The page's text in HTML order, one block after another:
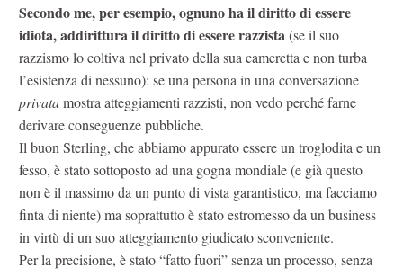
Secondo me, per esempio, ognuno ha il diritto di essere
idiota, addirittura il diritto di essere razzista(se il suo
razzismo lo coltiva nel privato della sua cameretta e non turba
l’esistenza di nessuno): se una persona in una conversazione
privatamostra atteggiamenti razzisti, non vedo perché farne
derivare conseguenze pubbliche.
Il buon Sterling, che abbiamo appurato essere un troglodita e un
fesso, è stato sottoposto ad una gogna mondiale (e già questo
non è il massimo da un punto di vista garantistico, ma facciamo
finta di niente) ma soprattutto è stato estromesso da un business
in virtù di un suo atteggiamento giudicato sconveniente.
Per la precisione, è stato “fatto fuori” senza un processo, senza